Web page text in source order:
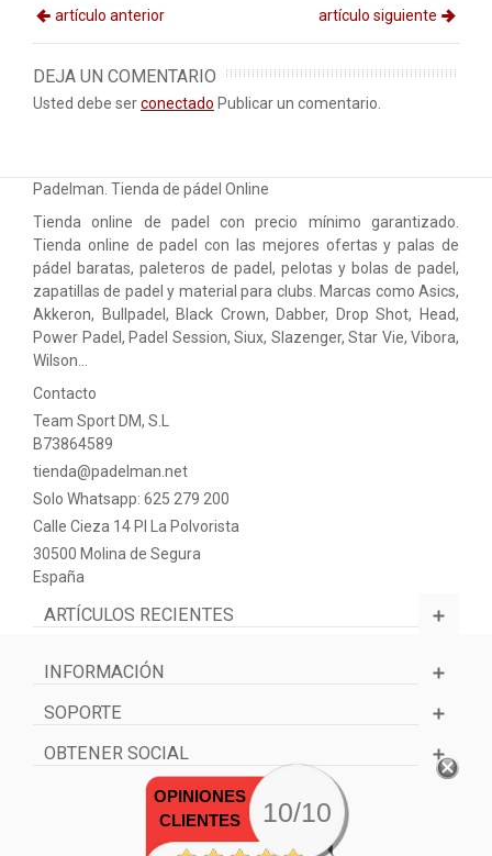
artículo anterior artículo siguiente
DEJA UN COMENTARIO
Usted debe serconectado Publicar un comentario.
Padelman. Tienda de pádel Online
Tienda online de padel con precio mínimo garantizado.
Tienda online de padel con las mejores ofertas y palas de
pádel baratas, paleteros de padel, pelotas y bolas de padel,
zapatillas de padel y material para clubs. Marcas como Asics,
Akkeron, Bullpadel, Black Crown, Dabber, Drop Shot, Head,
Power Padel, Padel Session, Siux, Slazenger, Star Vie, Vibora,
Wilson…
Contacto
Team Sport DM, S.L
B73864589
tienda@padelman.net
Solo Whatsapp: 625 279 200
Calle Cieza 14 PI La Polvorista
30500 Molina de Segura
España
ARTÍCULOS RECIENTES
INFORMACIÓN
SOPORTE
OBTENER SOCIAL
OPINIONES
CLIENTES
10/10